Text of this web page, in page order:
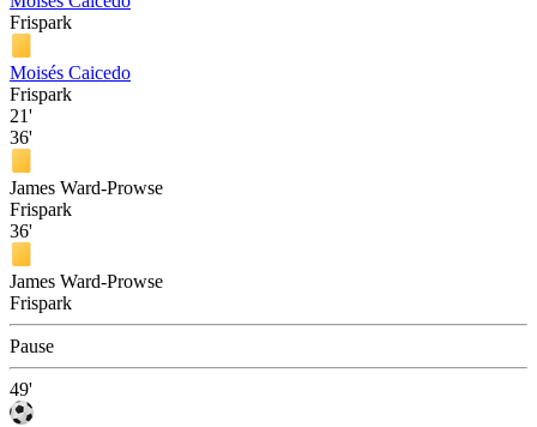
Frispark
Moisés Caicedo
Frispark
21'
36'
James Ward-Prowse
Frispark
36'
James Ward-Prowse
Frispark
Pause
49'